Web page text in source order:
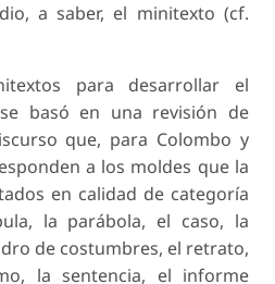
a saber, el minitexto (cf.
para desarrollar el
basó en una revisión de
que, para Colombo y
a los moldes que la
en calidad de categoría
la parábola, el caso, la
de costumbres, el retrato,
la sentencia, el informe